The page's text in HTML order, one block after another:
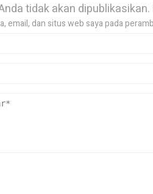
tidak akan dipublikasikan.
email, dan situs web saya pada